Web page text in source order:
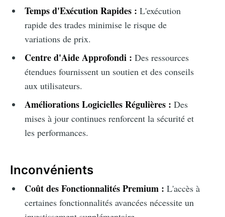
Temps d'Exécution Rapides : L'exécution
rapide des trades minimise le risque de
variations de prix.
Centre d'Aide Approfondi : Des ressources
étendues fournissent un soutien et des conseils
aux utilisateurs.
Améliorations Logicielles Régulières : Des
mises à jour continues renforcent la sécurité et
les performances.
Inconvénients
Coût des Fonctionnalités Premium : L'accès à
certaines fonctionnalités avancées nécessite un